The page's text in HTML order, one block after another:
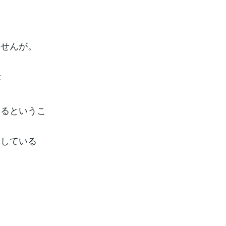
んが。
というこ
ている